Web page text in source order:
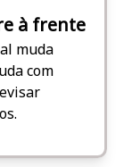
à frente
muda
com